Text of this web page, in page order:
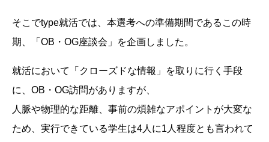
そこでtype就活では、本選考への準備期間であるこの時
期、「OB・OG座談会」を企画しました。
就活において「クローズドな情報」を取りに行く手段
に、OB・OG訪問がありますが、
人脈や物理的な距離、事前の煩雑なアポイントが大変な
ため、実行できている学生は4人に1人程度とも言われて